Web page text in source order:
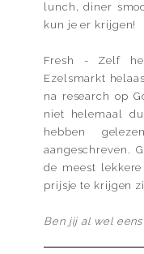
lunch, diner
kun je er krijgen!
Fresh - Zelf
Ezelsmarkt
na research op
niet helemaal
hebben
aangeschreven.
de meest
prijsje te krijgen
Ben jij al wel